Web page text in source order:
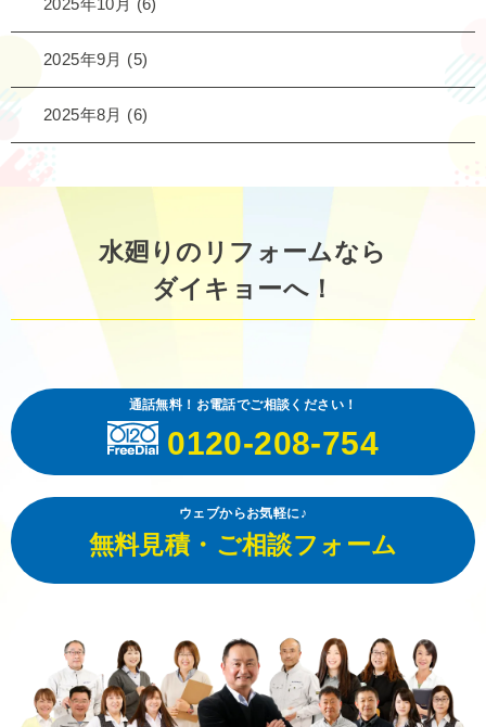
2025年9月 (5)
2025年8月 (6)
水廻りのリフォームなら
ダイキョーへ！
通話無料！お電話でご相談ください！
0120-208-754
ウェブからお気軽に♪
無料見積・ご相談フォーム